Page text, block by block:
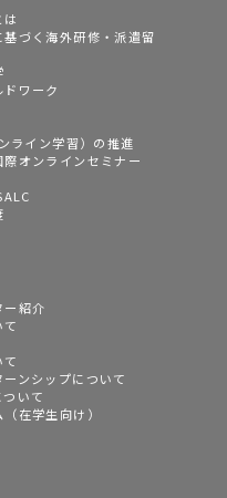
づく海外研修・派遣留
ワーク
ライン学習）の推進
オンラインセミナー
ー紹介
ンシップについて
いて
在学生向け）